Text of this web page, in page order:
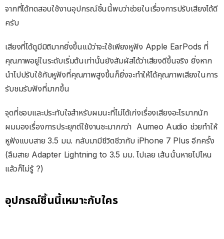
จากที่ได้ทดสอบใช้งานอุปกรณ์ชิ้นนี้พบว่าช่วยในเรื่องการปรับเสียงได้ดี
ครับ
เสียงที่ได้ดูมีมิติมากยิ่งขึ้นแม้ว่าจะใช้เพียงหูฟัง Apple EarPods ที่
คุณภาพอยู่ในระดับเริ่มต้นเท่านั้นยังสัมผัสได้ว่าเสียงดีขึ้นจริง ยิ่งหาก
นำไปปรับใช้กับหูฟังที่คุณภาพสูงขึ้นก็ยิ่งจะทำให้ได้คุณภาพเสียงในการ
รับชมรับฟังที่มากขึ้น
จุดที่ชอบและประทับใจสำหรับผมนะที่ไม่ได้เก่งเรื่องเสียงอะไรมากนัก
ผมมองเรื่องการประยุกต์ใช้งานซะมากกว่า Aumeo Audio ช่วยทำให้
หูฟังแบบสาย 3.5 มม. กลับมามีชีวิตชีวากับ iPhone 7 Plus อีกครั้ง
(ลืมสาย Adapter Lightning to 3.5 มม. ไปเลย เส้นนั้นหายไปไหน
แล้วก็ไม่รู้ ?)
อุปกรณ์ชิ้นนี้เหมาะกับใคร